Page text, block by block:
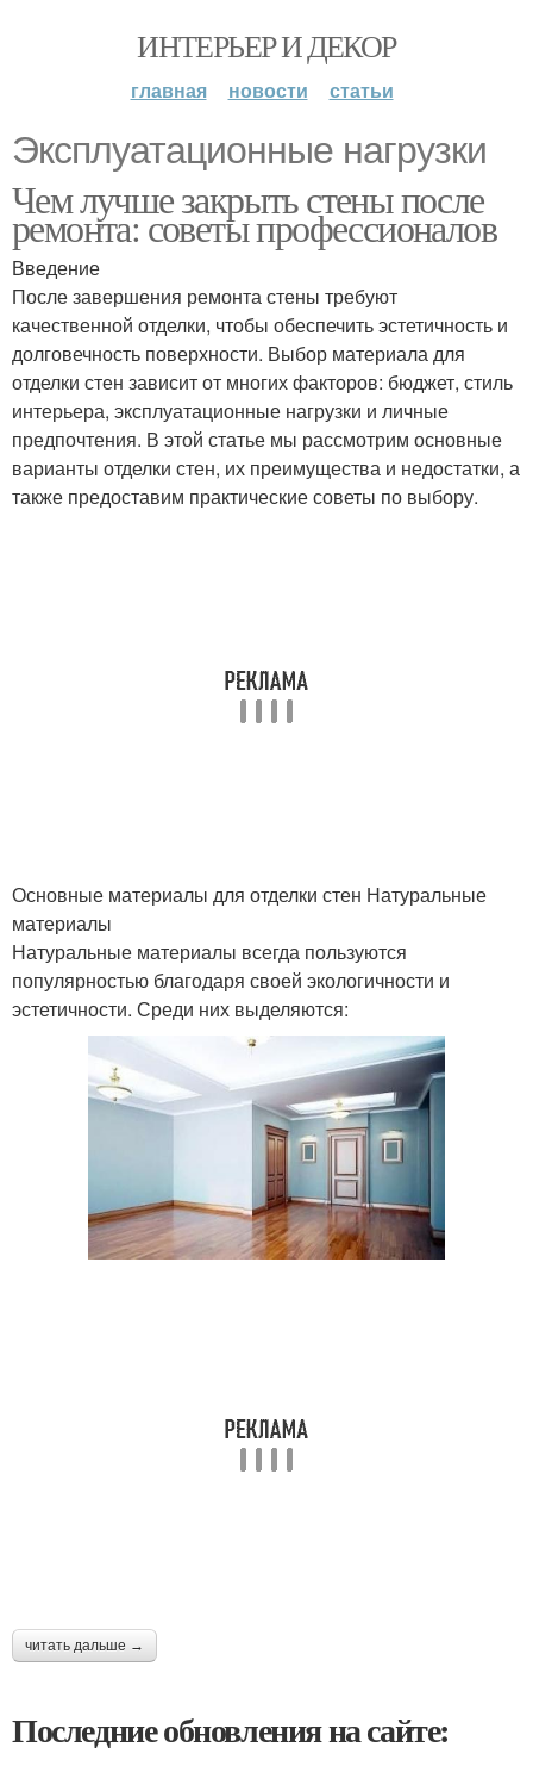
ИНТЕРЬЕР И ДЕКОР
главная новости статьи
Эксплуатационные нагрузки
Чем лучше закрыть стены после
ремонта: советы профессионалов
Введение
После завершения ремонта стены требуют
качественной отделки, чтобы обеспечить эстетичность и
долговечность поверхности. Выбор материала для
отделки стен зависит от многих факторов: бюджет, стиль
интерьера, эксплуатационные нагрузки и личные
предпочтения. В этой статье мы рассмотрим основные
варианты отделки стен, их преимущества и недостатки, а
также предоставим практические советы по выбору.
Основные материалы для отделки стен Натуральные
материалы
Натуральные материалы всегда пользуются
популярностью благодаря своей экологичности и
эстетичности. Среди них выделяются:
читать дальше →
Последние обновления на сайте: